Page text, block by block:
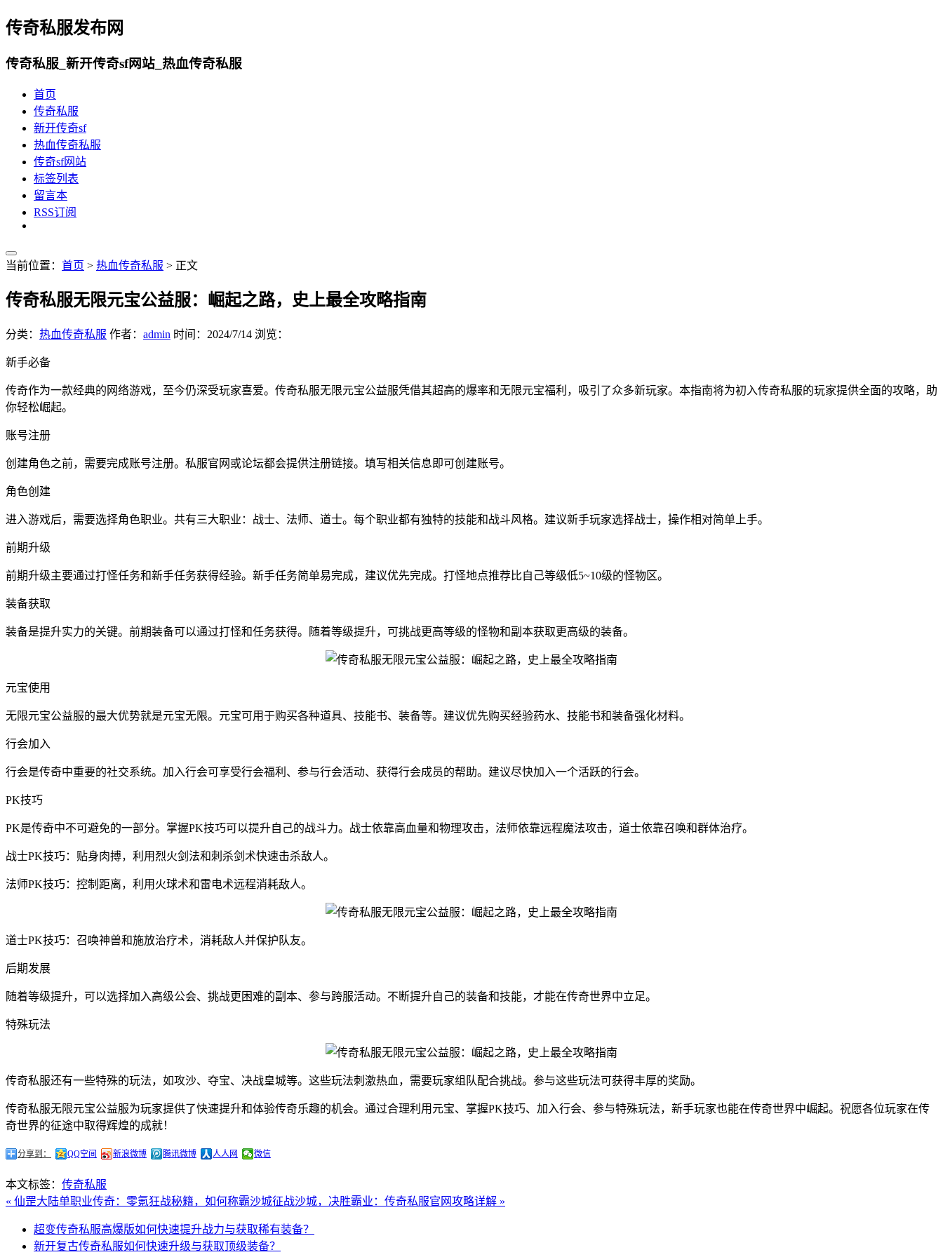
传奇私服发布网
传奇私服_新开传奇sf网站_热血传奇私服
首页
传奇私服
新开传奇sf
热血传奇私服
传奇sf网站
标签列表
留言本
RSS订阅
当前位置： 首页 > 热血传奇私服 > 正文
传奇私服无限元宝公益服：崛起之路，史上最全攻略指南
分类： 热血传奇私服 作者： admin 时间： 2024/7/14 浏览：
新手必备
传奇作为一款经典的网络游戏，至今仍深受玩家喜爱。传奇私服无限元宝公益服凭借其超高的爆率和无限元宝福利，吸引了众多新玩家。本指南将为初入传奇私服的玩家提供全面的攻略，助
你轻松崛起。
账号注册
创建角色之前，需要完成账号注册。私服官网或论坛都会提供注册链接。填写相关信息即可创建账号。
角色创建
进入游戏后，需要选择角色职业。共有三大职业：战士、法师、道士。每个职业都有独特的技能和战斗风格。建议新手玩家选择战士，操作相对简单上手。
前期升级
前期升级主要通过打怪任务和新手任务获得经验。新手任务简单易完成，建议优先完成。打怪地点推荐比自己等级低5~10级的怪物区。
装备获取
装备是提升实力的关键。前期装备可以通过打怪和任务获得。随着等级提升，可挑战更高等级的怪物和副本获取更高级的装备。
元宝使用
无限元宝公益服的最大优势就是元宝无限。元宝可用于购买各种道具、技能书、装备等。建议优先购买经验药水、技能书和装备强化材料。
行会加入
行会是传奇中重要的社交系统。加入行会可享受行会福利、参与行会活动、获得行会成员的帮助。建议尽快加入一个活跃的行会。
PK技巧
PK是传奇中不可避免的一部分。掌握PK技巧可以提升自己的战斗力。战士依靠高血量和物理攻击，法师依靠远程魔法攻击，道士依靠召唤和群体治疗。
战士PK技巧：贴身肉搏，利用烈火剑法和刺杀剑术快速击杀敌人。
法师PK技巧：控制距离，利用火球术和雷电术远程消耗敌人。
道士PK技巧：召唤神兽和施放治疗术，消耗敌人并保护队友。
后期发展
随着等级提升，可以选择加入高级公会、挑战更困难的副本、参与跨服活动。不断提升自己的装备和技能，才能在传奇世界中立足。
特殊玩法
传奇私服还有一些特殊的玩法，如攻沙、夺宝、决战皇城等。这些玩法刺激热血，需要玩家组队配合挑战。参与这些玩法可获得丰厚的奖励。
传奇私服无限元宝公益服为玩家提供了快速提升和体验传奇乐趣的机会。通过合理利用元宝、掌握PK技巧、加入行会、参与特殊玩法，新手玩家也能在传奇世界中崛起。祝愿各位玩家在传
奇世界的征途中取得辉煌的成就！
分享到： QQ空间 新浪微博 腾讯微博 人人网 微信
本文标签： 传奇私服
« 仙罡大陆单职业传奇：零氪狂战秘籍，如何称霸沙城征战沙城，决胜霸业：传奇私服官网攻略详解 »
超变传奇私服高爆版如何快速提升战力与获取稀有装备？
新开复古传奇私服如何快速升级与获取顶级装备？